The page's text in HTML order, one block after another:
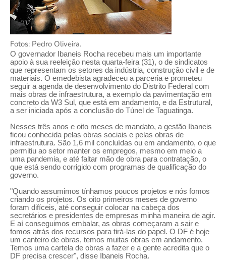
Fotos: Pedro Oliveira.
O governador Ibaneis Rocha recebeu mais um importante
apoio à sua reeleição nesta quarta-feira (31), o de sindicatos
que representam os setores da indústria, construção civil e de
materiais. O emedebista agradeceu a parceria e prometeu
seguir a agenda de desenvolvimento do Distrito Federal com
mais obras de infraestrutura, a exemplo da pavimentação em
concreto da W3 Sul, que está em andamento, e da Estrutural,
a ser iniciada após a conclusão do Túnel de Taguatinga.
Nesses três anos e oito meses de mandato, a gestão Ibaneis
ficou conhecida pelas obras sociais e pelas obras de
infraestrutura. São 1,6 mil concluídas ou em andamento, o que
permitiu ao setor manter os empregos, mesmo em meio a
uma pandemia, e até faltar mão de obra para contratação, o
que está sendo corrigido com programas de qualificação do
governo.
"Quando assumimos tínhamos poucos projetos e nós fomos
criando os projetos. Os oito primeiros meses de governo
foram difíceis, até conseguir colocar na cabeça dos
secretários e presidentes de empresas minha maneira de agir.
E aí conseguimos embalar, as obras começaram a sair e
fomos atrás dos recursos para tirá-las do papel. O DF é hoje
um canteiro de obras, temos muitas obras em andamento.
Temos uma cartela de obras a fazer e a gente acredita que o
DF precisa crescer", disse Ibaneis Rocha.